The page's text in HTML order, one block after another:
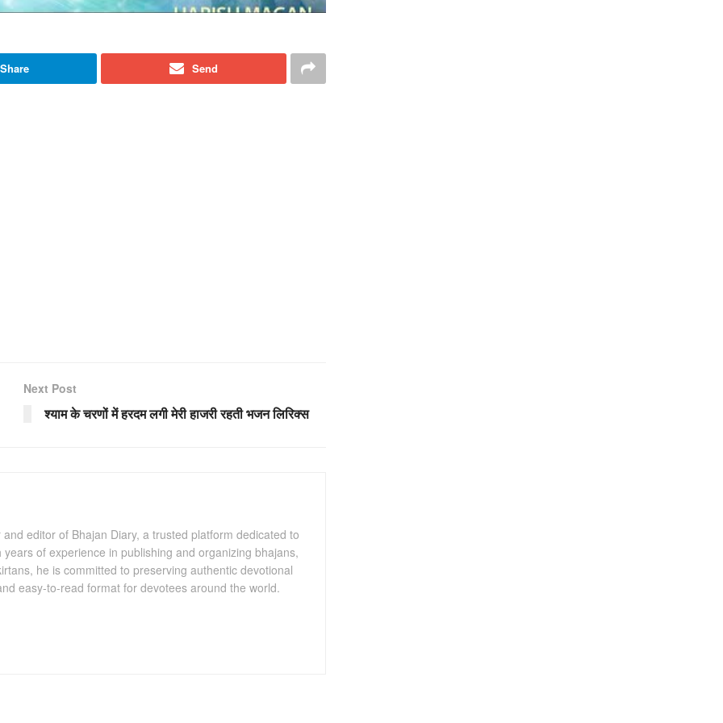
Share Send
Next Post
श्याम के चरणों में हरदम लगी मेरी हाजरी रहती भजन लिरिक्स
editor of Bhajan Diary, a trusted platform dedicated to
of experience in publishing and organizing bhajans,
he is committed to preserving authentic devotional
easy-to-read format for devotees around the world.